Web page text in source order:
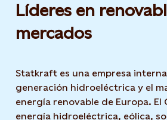
Líderes en
mercados
Statkraft es una empresa
generación hidroeléctrica y el
energía renovable de Europa.
energía hidroeléctrica, eólica,